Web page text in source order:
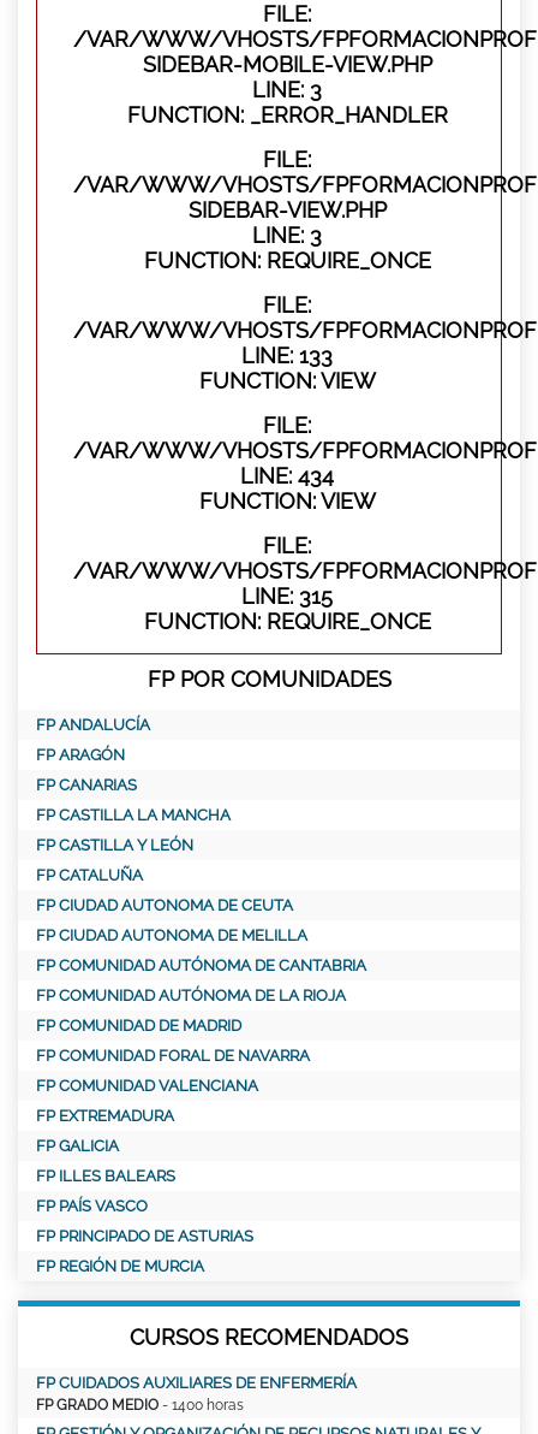
FILE:
/VAR/WWW/VHOSTS/
SIDEBAR-MOBILE-VIEW.PHP
LINE: 3
FUNCTION: _ERROR_HANDLER
FILE:
/VAR/WWW/VHOSTS/
SIDEBAR-VIEW.PHP
LINE: 3
FUNCTION: REQUIRE_ONCE
FILE:
/VAR/WWW/VHOSTS/
LINE: 133
FUNCTION: VIEW
FILE:
/VAR/WWW/VHOSTS/
LINE: 434
FUNCTION: VIEW
FILE:
/VAR/WWW/VHOSTS/
LINE: 315
FUNCTION: REQUIRE_ONCE
FP POR COMUNIDADES
FP ANDALUCÍA
FP ARAGÓN
FP CANARIAS
FP CASTILLA LA MANCHA
FP CASTILLA Y LEÓN
FP CATALUÑA
FP CIUDAD AUTONOMA DE CEUTA
FP CIUDAD AUTONOMA DE MELILLA
FP COMUNIDAD AUTÓNOMA DE CANTABRIA
FP COMUNIDAD AUTÓNOMA DE LA RIOJA
FP COMUNIDAD DE MADRID
FP COMUNIDAD FORAL DE NAVARRA
FP COMUNIDAD VALENCIANA
FP EXTREMADURA
FP GALICIA
FP ILLES BALEARS
FP PAÍS VASCO
FP PRINCIPADO DE ASTURIAS
FP REGIÓN DE MURCIA
CURSOS RECOMENDADOS
FP CUIDADOS AUXILIARES DE ENFERMERÍA
FP GRADO MEDIO - 1400 horas